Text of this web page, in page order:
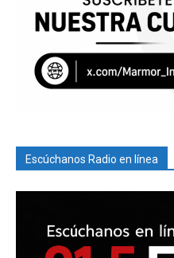
Escúchanos Radio en línea